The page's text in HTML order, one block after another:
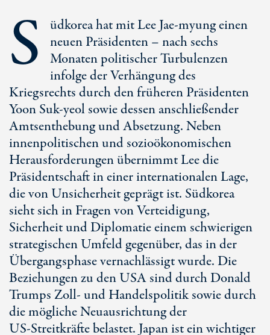
S
üdkorea hat mit Lee Jae-myung einen
neuen Präsidenten – nach sechs
Monaten politischer Turbulenzen
infolge der Verhängung des
Kriegsrechts durch den früheren Präsidenten
YoonSuk-yeolsowie dessen anschließender
Amtsenthebung und Absetzung. Neben
innenpolitischen und sozioökonomischen
Herausforderungen übernimmt Lee die
Präsidentschaft in einer internationalen Lage,
die von Unsicherheit geprägt ist. Südkorea
sieht sich in Fragen von Verteidigung,
Sicherheit und Diplomatie einem schwierigen
strategischen Umfeld gegenüber, das in der
Übergangsphase vernachlässigt wurde. Die
Beziehungen zu den USA sind durch Donald
Trumps Zoll- und Handelspolitik sowie durch
die mögliche Neuausrichtung der
US-Streitkräftebelastet. Japan ist ein wichtiger